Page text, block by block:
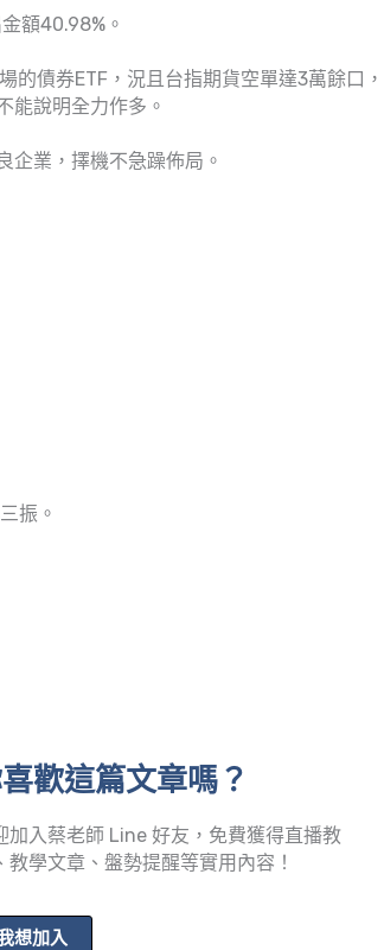
額40.98%。
債券ETF，況且台指期貨空單達3萬餘口，
能說明全力作多。
企業，擇機不急躁佈局。
振。
歡這篇文章嗎？
加入蔡老師 Line 好友，免費獲得直播教
教學文章、盤勢提醒等實用內容！
想加入